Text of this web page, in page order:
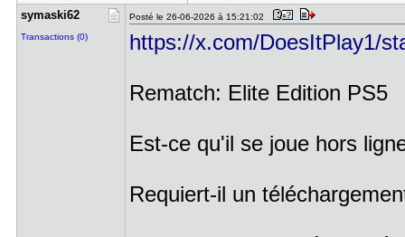
symaski62
Transactions (0)
Posté le 26-06-2026 à 15:21:02
https://x.com/DoesItPlay1/
Rematch: Elite Edition PS5
Est-ce qu'il se joue hors
Requiert-il un